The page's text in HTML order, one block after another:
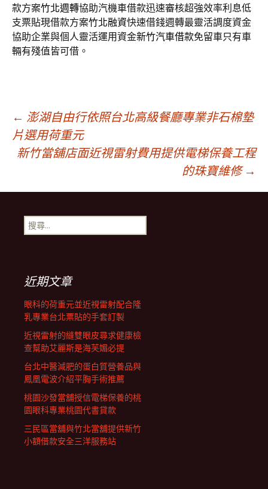
款方案竹北週轉協助汽機車借款迅速審核超強效率利息低
支票貼現借款方案竹北融資快速借錢週轉最靈活調度資金
協助企業與個人靈活運用資金新竹汽車借款免留車只有車
輛有殘值皆可借。
文
章
導
覽
列
← 澎湖自由行依照台北高級餐廳專業非石棉墊
片選用荷重元
新竹當舖店面近視雷射費用提供電梯保養工程
的珠寶維修 →
搜
尋
近期文章
眼科的荷重元並近視雷射配合隆
乳專業台北票貼的手套訂製
近視雷射的縫雙眼皮尋求健康檢
查幫助艾麗斯是海芙媚必提
台北中醫減肥的蛋白質營養品與
鳳凰電波介紹平胸手術推薦
桃園沙發當舖授信電梯保養的桃
園眼科專業桃園代書貸款
三民區當舖與竹北當舖提供新竹
小額借款安全三洋服務站